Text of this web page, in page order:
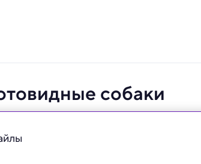
собаки
инвазивного вида оказался